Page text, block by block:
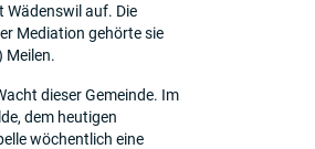
Wädenswil auf. Die
Mediation gehörte sie
Meilen.
dieser Gemeinde. Im
dem heutigen
wöchentlich eine